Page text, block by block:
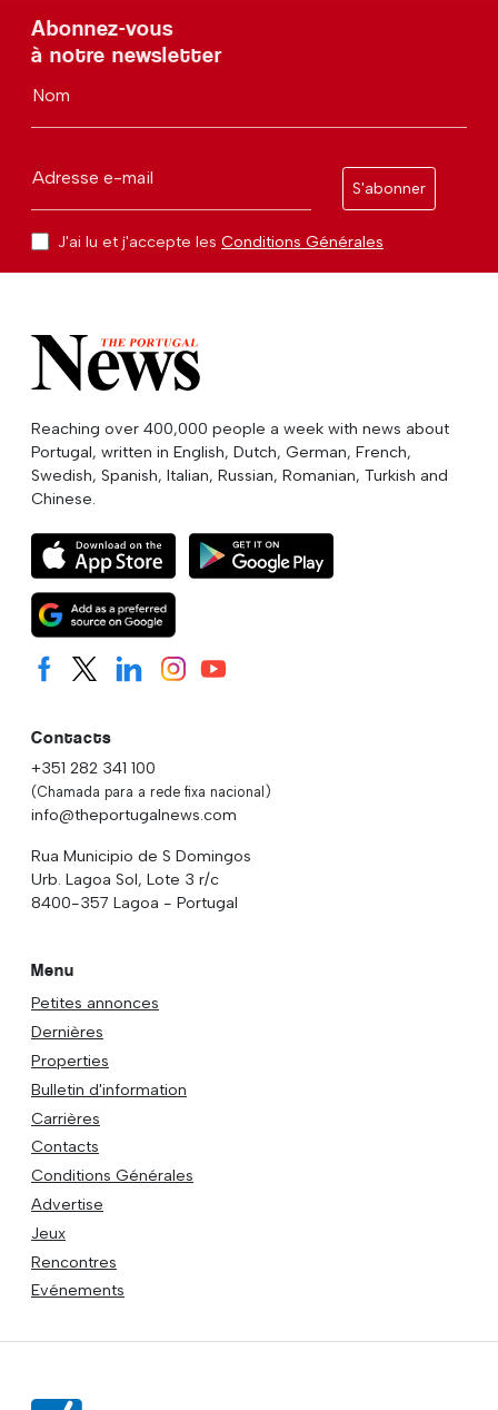
Abonnez-vous
à notre newsletter
Nom
Adresse e-mail
S'abonner
J'ai lu et j'accepte les Conditions Générales
Reaching over 400,000 people a week with news about
Portugal, written in English, Dutch, German, French,
Swedish, Spanish, Italian, Russian, Romanian, Turkish and
Chinese.
Contacts
+351 282 341 100
(Chamada para a rede fixa nacional)
info@theportugalnews.com
Rua Municipio de S Domingos
Urb. Lagoa Sol, Lote 3 r/c
8400-357 Lagoa - Portugal
Menu
Petites annonces
Dernières
Properties
Bulletin d'information
Carrières
Contacts
Conditions Générales
Advertise
Jeux
Rencontres
Evénements